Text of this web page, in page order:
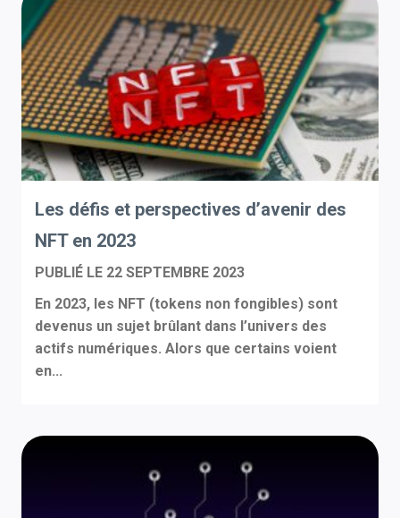
Les défis et perspectives d’avenir des
NFT en 2023
PUBLIÉ LE 22 SEPTEMBRE 2023
En 2023, les NFT (tokens non fongibles) sont
devenus un sujet brûlant dans l’univers des
actifs numériques. Alors que certains voient
en...